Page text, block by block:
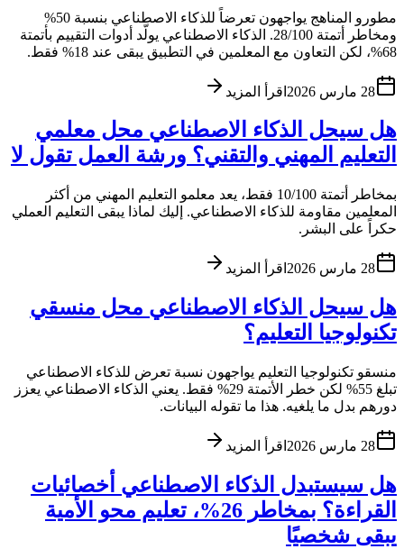
مطورو المناهج يواجهون تعرضاً للذكاء الاصطناعي بنسبة 50%
ومخاطر أتمتة 28/100. الذكاء الاصطناعي يولّد أدوات التقييم بأتمتة
68%، لكن التعاون مع المعلمين في التطبيق يبقى عند 18% فقط.
28 مارس 2026 اقرأ المزيد
هل سيحل الذكاء الاصطناعي محل معلمي
التعليم المهني والتقني؟ ورشة العمل تقول لا
بمخاطر أتمتة 10/100 فقط، يعد معلمو التعليم المهني من أكثر
المعلمين مقاومة للذكاء الاصطناعي. إليك لماذا يبقى التعليم العملي
حكراً على البشر.
28 مارس 2026 اقرأ المزيد
هل سيحل الذكاء الاصطناعي محل منسقي
تكنولوجيا التعليم؟
منسقو تكنولوجيا التعليم يواجهون نسبة تعرض للذكاء الاصطناعي
تبلغ 55% لكن خطر الأتمتة 29% فقط. يعني الذكاء الاصطناعي يعزز
دورهم بدل ما يلغيه. هذا ما تقوله البيانات.
28 مارس 2026 اقرأ المزيد
هل سيستبدل الذكاء الاصطناعي أخصائيات
القراءة؟ بمخاطر 26%، تعليم محو الأمية
يبقى شخصيًا